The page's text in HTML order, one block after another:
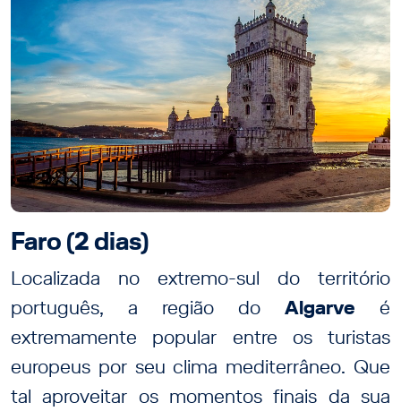
Faro (2 dias)
Localizada no extremo-sul do território
português, a região do Algarve é
extremamente popular entre os turistas
europeus por seu clima mediterrâneo. Que
tal aproveitar os momentos finais da sua